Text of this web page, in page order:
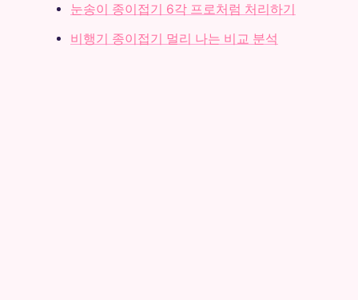
눈송이 종이접기 6각 프로처럼 처리하기
비행기 종이접기 멀리 나는 비교 분석